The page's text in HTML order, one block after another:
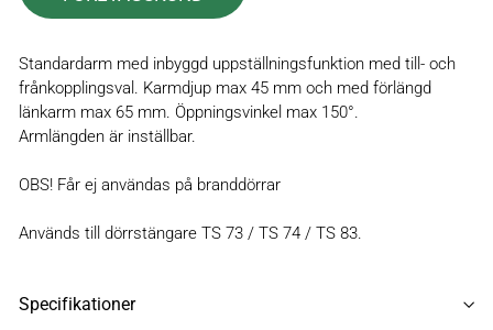
Standardarm med inbyggd uppställningsfunktion med till- och
frånkopplingsval. Karmdjup max 45 mm och med förlängd
länkarm max 65 mm. Öppningsvinkel max 150°.
Armlängden är inställbar.
OBS! Får ej användas på branddörrar
Används till dörrstängare TS 73 / TS 74 / TS 83.
Specifikationer